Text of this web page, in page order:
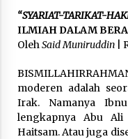
Takut
Said
Siswa
3
“SYARIAT-TARIKAT-
ILMIAH DALAM
OlehSaid Muniruddin|
moderen adalah
Irak. Namanya
lengkapnya Abu
Haitsam. Atau juga